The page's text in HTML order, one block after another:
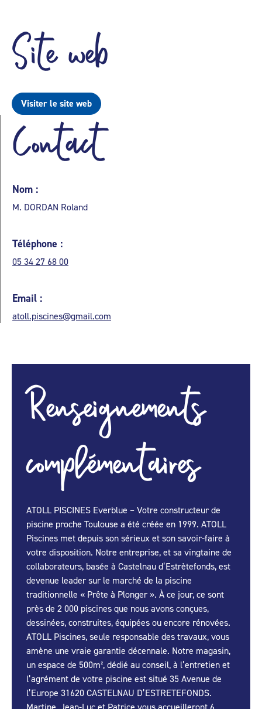
Site web
Visiter le site web
Contact
Nom :
M. DORDAN Roland
Téléphone :
05 34 27 68 00
Email :
atoll.piscines@gmail.com
Renseignements
complémentaires
ATOLL PISCINES Everblue – Votre constructeur de
piscine proche Toulouse a été créée en 1999. ATOLL
Piscines met depuis son sérieux et son savoir-faire à
votre disposition. Notre entreprise, et sa vingtaine de
collaborateurs, basée à Castelnau d’Estrètefonds, est
devenue leader sur le marché de la piscine
traditionnelle « Prête à Plonger ». À ce jour, ce sont
près de 2 000 piscines que nous avons conçues,
dessinées, construites, équipées ou encore rénovées.
ATOLL Piscines, seule responsable des travaux, vous
amène une vraie garantie décennale. Notre magasin,
un espace de 500m², dédié au conseil, à l’entretien et
l’agrément de votre piscine est situé 35 Avenue de
l’Europe 31620 CASTELNAU D’ESTRETEFONDS.
Martine, Jean-Luc et Patrice vous accueilleront 6